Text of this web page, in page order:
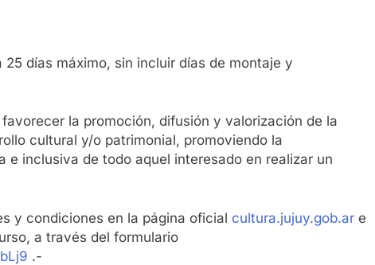
días máximo, sin incluir días de montaje y
la promoción, difusión y valorización de la
cultural y/o patrimonial, promoviendo la
inclusiva de todo aquel interesado en realizar un
y condiciones en la página oficial cultura.jujuy.gob.ar e
a través del formulario
.-